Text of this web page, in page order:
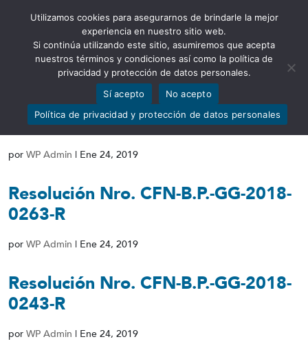
Abrir barra de herramientas
Resolución Nro. CFN-B.P.-GG-2018-
0265-R
por WP Admin | Ene 24, 2019
Resolución Nro. CFN-B.P.-GG-2018-
0263-R
por WP Admin | Ene 24, 2019
Resolución Nro. CFN-B.P.-GG-2018-
0243-R
por WP Admin | Ene 24, 2019
Utilizamos cookies para asegurarnos de brindarle la mejor
experiencia en nuestro sitio web.
Si continúa utilizando este sitio, asumiremos que acepta
nuestros términos y condiciones así como la política de
privacidad y protección de datos personales.
Sí acepto
No acepto
Política de privacidad y protección de datos personales